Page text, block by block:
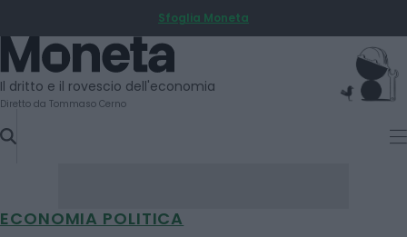
TO
CONTENT
Sfoglia Moneta
Moneta
Il dritto e il rovescio dell'economia
Diretto da Tommaso Cerno
ECONOMIA POLITICA